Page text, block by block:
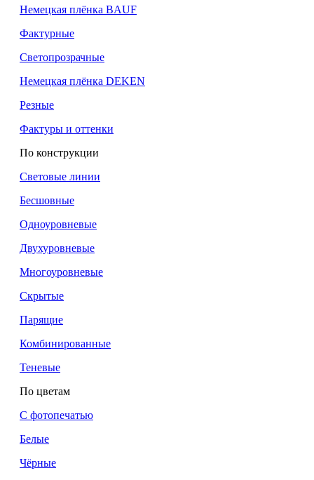
Немецкая плёнка BAUF
Фактурные
Светопрозрачные
Немецкая плёнка DEKEN
Резные
Фактуры и оттенки
По конструкции
Световые линии
Бесшовные
Одноуровневые
Двухуровневые
Многоуровневые
Скрытые
Парящие
Комбинированные
Теневые
По цветам
С фотопечатью
Белые
Чёрные